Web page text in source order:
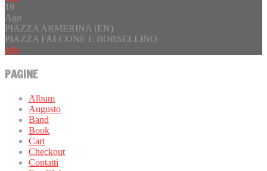
19
Ago
PIAZZA ARMERINA (EN)
PIAZZA FALCONE E BORSELLINO
info
PAGINE
Album
Augusto
Band
Book
Cart
Checkout
Contatti